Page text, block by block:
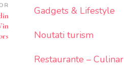
Gadgets & Lifestyle
Noutati turism
Restaurante – Culinar